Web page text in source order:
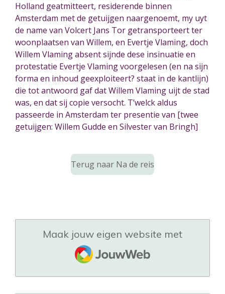
Holland geatmitteert, residerende binnen
Amsterdam met de getuijgen naargenoemt, my uyt
de name van Volcert Jans Tor getransporteert ter
woonplaatsen van Willem, en Evertje Vlaming, doch
Willem Vlaming absent sijnde dese insinuatie en
protestatie Evertje Vlaming voorgelesen (en na sijn
forma en inhoud geexploiteert? staat in de kantlijn)
die tot antwoord gaf dat Willem Vlaming uijt de stad
was, en dat sij copie versocht. T’welck aldus
passeerde in Amsterdam ter presentie van [twee
getuijgen: Willem Gudde en Silvester van Bringh]
Terug naar Na de reis
Maak jouw eigen website met
JouwWeb